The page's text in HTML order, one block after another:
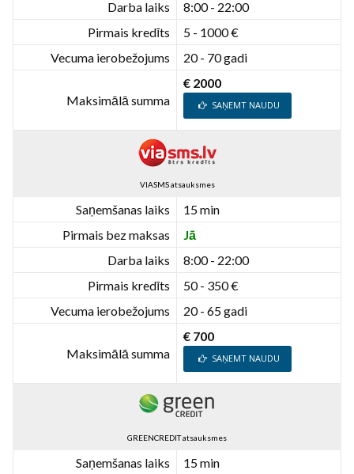
Darba laiks
8:00 - 22:00
Pirmais kredīts
5 - 1000 €
Vecuma ierobežojums
20 - 70 gadi
Maksimālā summa
€ 2000
SAŅEMT NAUDU
VIASMS atsauksmes
Saņemšanas laiks
15 min
Pirmais bez maksas
Jā
Darba laiks
8:00 - 22:00
Pirmais kredīts
50 - 350 €
Vecuma ierobežojums
20 - 65 gadi
Maksimālā summa
€ 700
SAŅEMT NAUDU
GREENCREDIT atsauksmes
Saņemšanas laiks
15 min